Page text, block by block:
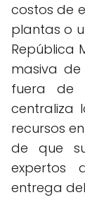
costos de
plantas o
República
masiva de
fuera de
centraliza
recursos
de que
expertos
entrega